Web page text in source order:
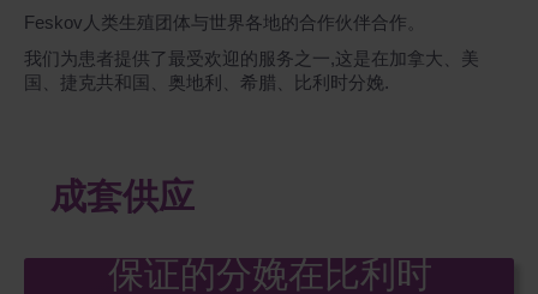
Feskov人类生殖团体与世界各地的合作伙伴合作。
我们为患者提供了最受欢迎的服务之一,这是在加拿大、美
国、捷克共和国、奥地利、希腊、比利时分娩.
成套供应
保证的分娩在比利时